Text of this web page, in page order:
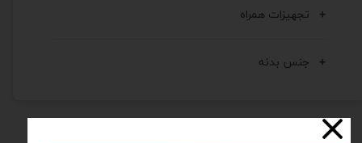
تجهیزات همراه
جنس بدنه